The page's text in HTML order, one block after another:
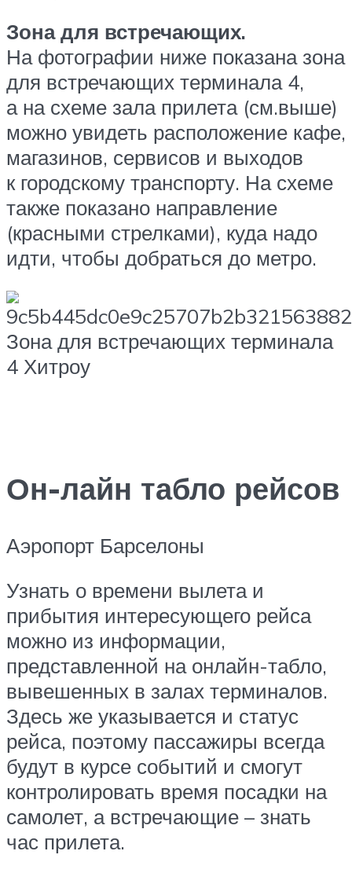
Зона для встречающих.
На фотографии ниже показана зона
для встречающих терминала 4,
а на схеме зала прилета (см.выше)
можно увидеть расположение кафе,
магазинов, сервисов и выходов
к городскому транспорту. На схеме
также показано направление
(красными стрелками), куда надо
идти, чтобы добраться до метро.
Зона для встречающих терминала
4 Хитроу
Он-лайн табло рейсов
Аэропорт Барселоны
Узнать о времени вылета и
прибытия интересующего рейса
можно из информации,
представленной на онлайн-табло,
вывешенных в залах терминалов.
Здесь же указывается и статус
рейса, поэтому пассажиры всегда
будут в курсе событий и смогут
контролировать время посадки на
самолет, а встречающие – знать
час прилета.